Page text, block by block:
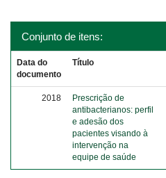
Conjunto de itens:
Data do
documento
Título
2018
Prescrição de
antibacterianos: perfil
e adesão dos
pacientes visando à
intervenção na
equipe de saúde